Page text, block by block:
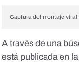
Captura del montaje viral
A través de una
está publicada en